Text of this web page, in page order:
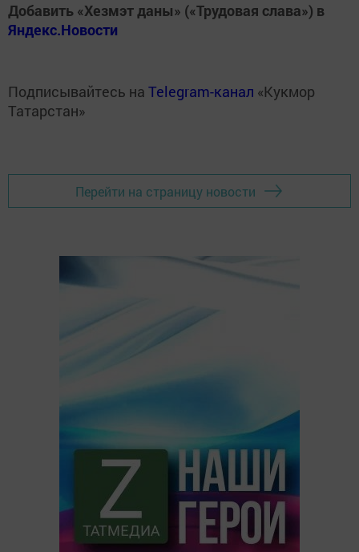
Добавить «Хезмэт даны» («Трудовая слава») в
Яндекс.Новости
Подписывайтесь на Telegram-канал «Кукмор
Татарстан»
Перейти на страницу новости